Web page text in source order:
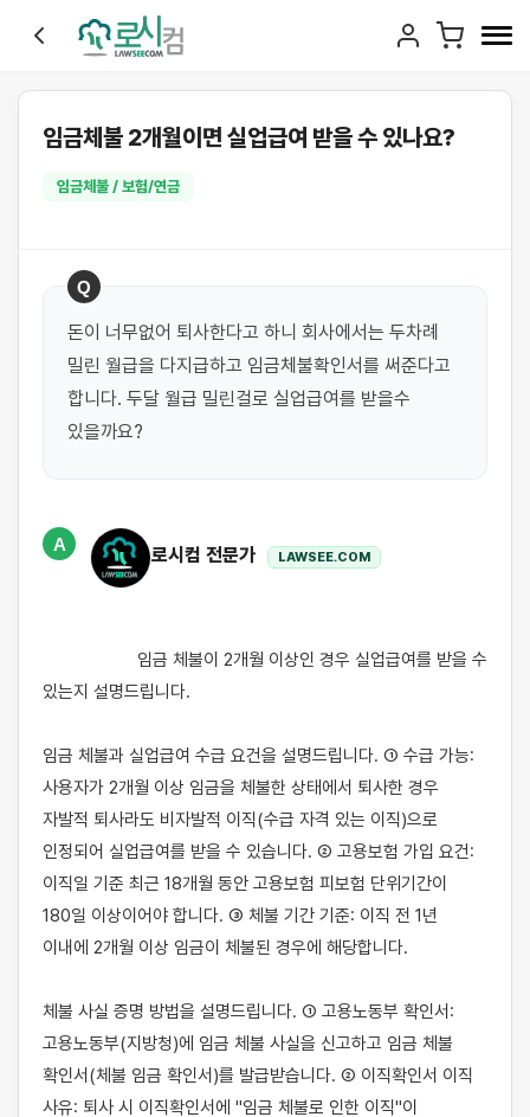
임금체불 2개월이면 실업급여 받을 수 있나요?
임금체불 / 보험/연금
Q
돈이 너무없어 퇴사한다고 하니 회사에서는 두차례
밀린 월급을 다지급하고 임금체불확인서를 써준다고
합니다. 두달 월급 밀린걸로 실업급여를 받을수
있을까요?
A
로시컴 전문가 LAWSEE.COM
있는지 설명드립니다.
임금 체불과 실업급여 수급 요건을 설명드립니다. ① 수급 가능:
사용자가 2개월 이상 임금을 체불한 상태에서 퇴사한 경우
자발적 퇴사라도 비자발적 이직(수급 자격 있는 이직)으로
인정되어 실업급여를 받을 수 있습니다. ② 고용보험 가입 요건:
이직일 기준 최근 18개월 동안 고용보험 피보험 단위기간이
180일 이상이어야 합니다. ③ 체불 기간 기준: 이직 전 1년
이내에 2개월 이상 임금이 체불된 경우에 해당합니다.
체불 사실 증명 방법을 설명드립니다. ① 고용노동부 확인서:
고용노동부(지방청)에 임금 체불 사실을 신고하고 임금 체불
확인서(체불 임금 확인서)를 발급받습니다. ② 이직확인서 이직
사유: 퇴사 시 이직확인서에 "임금 체불로 인한 이직"이